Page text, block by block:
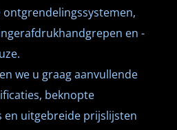
en -
we u graag aanvullende
beknopte
en uitgebreide prijslijsten